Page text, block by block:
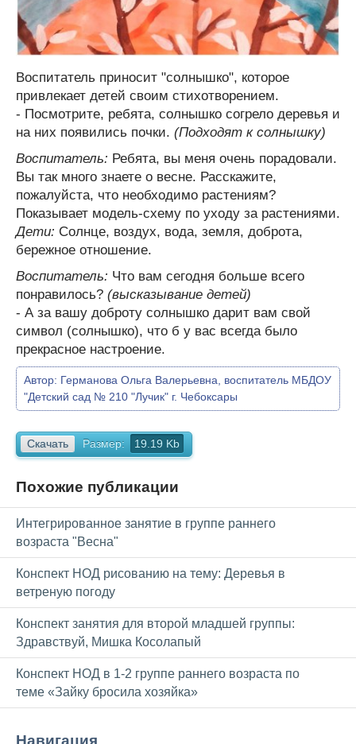
Воспитатель приносит "солнышко", которое
привлекает детей своим стихотворением.
- Посмотрите, ребята, солнышко согрело деревья и
на них появились почки. (Подходят к солнышку)
Воспитатель: Ребята, вы меня очень порадовали.
Вы так много знаете о весне. Расскажите,
пожалуйста, что необходимо растениям?
Показывает модель-схему по уходу за растениями.
Дети: Солнце, воздух, вода, земля, доброта,
бережное отношение.
Воспитатель: Что вам сегодня больше всего
понравилось? (высказывание детей)
- А за вашу доброту солнышко дарит вам свой
символ (солнышко), что б у вас всегда было
прекрасное настроение.
Автор: Германова Ольга Валерьевна, воспитатель МБДОУ
"Детский сад № 210 "Лучик" г. Чебоксары
Скачать Размер: 19.19 Kb
Похожие публикации
Интегрированное занятие в группе раннего
возраста "Весна"
Конспект НОД рисованию на тему: Деревья в
ветреную погоду
Конспект занятия для второй младшей группы:
Здравствуй, Мишка Косолапый
Конспект НОД в 1-2 группе раннего возраста по
теме «Зайку бросила хозяйка»
Навигация